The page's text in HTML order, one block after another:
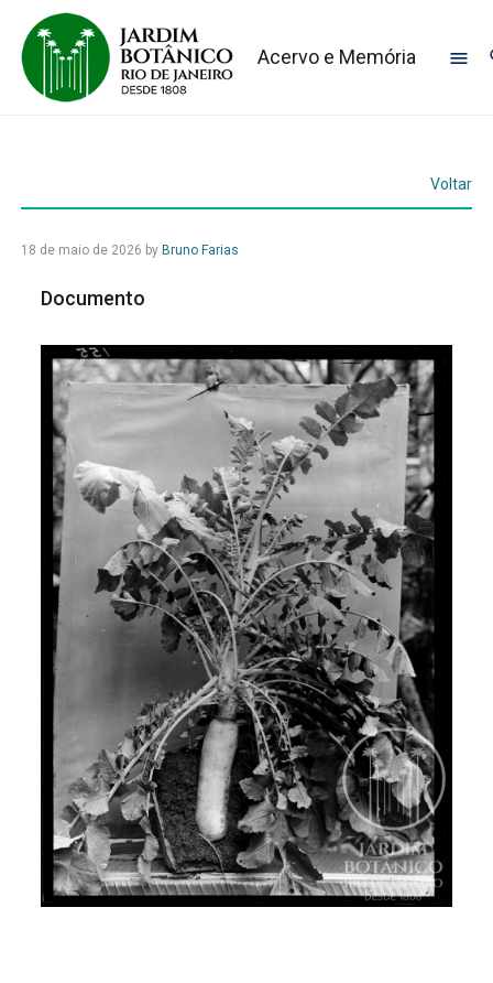
Acervo e Memória
Voltar
18 de maio de 2026 by Bruno Farias
Documento